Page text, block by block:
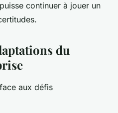
continuer à jouer un
du
aux défis